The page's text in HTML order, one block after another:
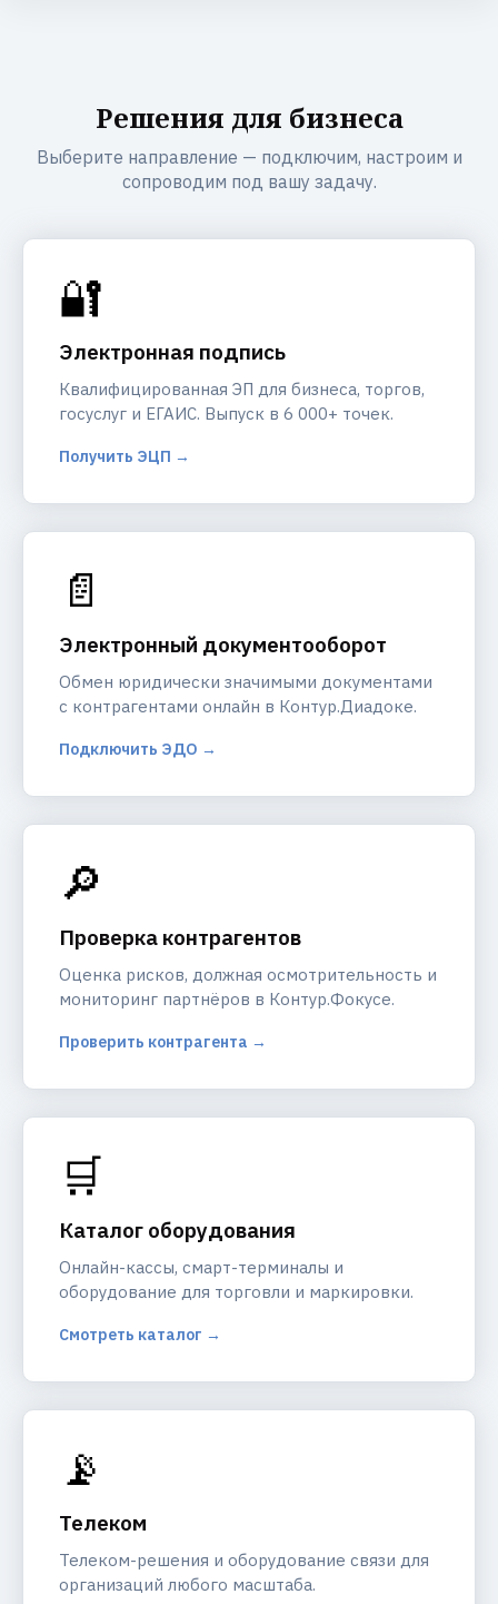
Решения для бизнеса
Выберите направление — подключим, настроим и
сопроводим под вашу задачу.
🔐
Электронная подпись
Квалифицированная ЭП для бизнеса, торгов,
госуслуг и ЕГАИС. Выпуск в 6 000+ точек.
Получить ЭЦП →
📄
Электронный документооборот
Обмен юридически значимыми документами
с контрагентами онлайн в Контур.Диадоке.
Подключить ЭДО →
🔎
Проверка контрагентов
Оценка рисков, должная осмотрительность и
мониторинг партнёров в Контур.Фокусе.
Проверить контрагента →
🛒
Каталог оборудования
Онлайн-кассы, смарт-терминалы и
оборудование для торговли и маркировки.
Смотреть каталог →
📡
Телеком
Телеком-решения и оборудование связи для
организаций любого масштаба.